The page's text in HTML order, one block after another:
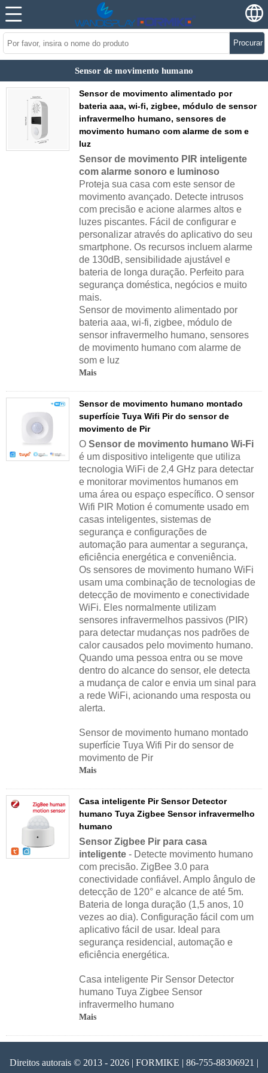
Procurar
Sensor de movimento humano
Sensor de movimento alimentado por
bateria aaa, wi-fi, zigbee, módulo de sensor
infravermelho humano, sensores de
movimento humano com alarme de som e
luz
Sensor de movimento PIR inteligente
com alarme sonoro e luminoso
Proteja sua casa com este sensor de
movimento avançado. Detecte intrusos
com precisão e acione alarmes altos e
luzes piscantes. Fácil de configurar e
personalizar através do aplicativo do seu
smartphone. Os recursos incluem alarme
de 130dB, sensibilidade ajustável e
bateria de longa duração. Perfeito para
segurança doméstica, negócios e muito
mais.
Sensor de movimento alimentado por
bateria aaa, wi-fi, zigbee, módulo de
sensor infravermelho humano, sensores
de movimento humano com alarme de
som e luz
Mais
Sensor de movimento humano montado
superfície Tuya Wifi Pir do sensor de
movimento de Pir
O Sensor de movimento humano Wi-Fi
é um dispositivo inteligente que utiliza
tecnologia WiFi de 2,4 GHz para detectar
e monitorar movimentos humanos em
uma área ou espaço específico. O sensor
Wifi PIR Motion é comumente usado em
casas inteligentes, sistemas de
segurança e configurações de
automação para aumentar a segurança,
eficiência energética e conveniência.
Os sensores de movimento humano WiFi
usam uma combinação de tecnologias de
detecção de movimento e conectividade
WiFi. Eles normalmente utilizam
sensores infravermelhos passivos (PIR)
para detectar mudanças nos padrões de
calor causados ​​pelo movimento humano.
Quando uma pessoa entra ou se move
dentro do alcance do sensor, ele detecta
a mudança de calor e envia um sinal para
a rede WiFi, acionando uma resposta ou
alerta.
Sensor de movimento humano montado
superfície Tuya Wifi Pir do sensor de
movimento de Pir
Mais
Casa inteligente Pir Sensor Detector
humano Tuya Zigbee Sensor infravermelho
humano
Sensor Zigbee Pir para casa
inteligente - Detecte movimento humano
com precisão. ZigBee 3.0 para
conectividade confiável. Amplo ângulo de
detecção de 120° e alcance de até 5m.
Bateria de longa duração (1,5 anos, 10
vezes ao dia). Configuração fácil com um
aplicativo fácil de usar. Ideal para
segurança residencial, automação e
eficiência energética.
Casa inteligente Pir Sensor Detector
humano Tuya Zigbee Sensor
infravermelho humano
Mais
Direitos autorais © 2013 - 2026 | FORMIKE | 86-755-88306921 |